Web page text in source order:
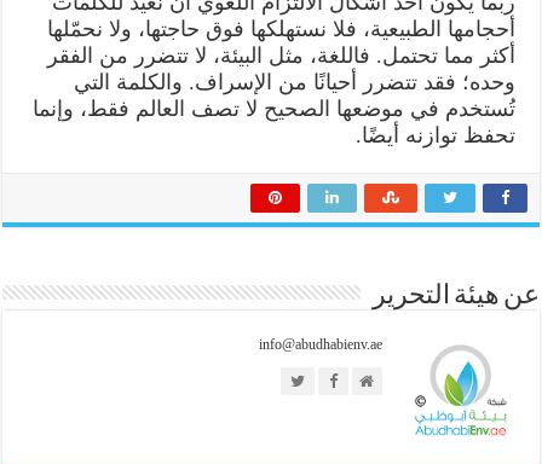
أحجامها الطبيعية، فلا نستهلكها فوق حاجتها، ولا نحمّلها
أكثر مما تحتمل. فاللغة، مثل البيئة، لا تتضرر من الفقر
وحده؛ فقد تتضرر أحيانًا من الإسراف. والكلمة التي
تُستخدم في موضعها الصحيح لا تصف العالم فقط، وإنما
تحفظ توازنه أيضًا.
عن هيئة التحرير
info@abudhabienv.ae